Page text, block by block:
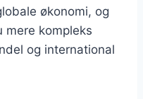
økonomi, og
mere kompleks
og international